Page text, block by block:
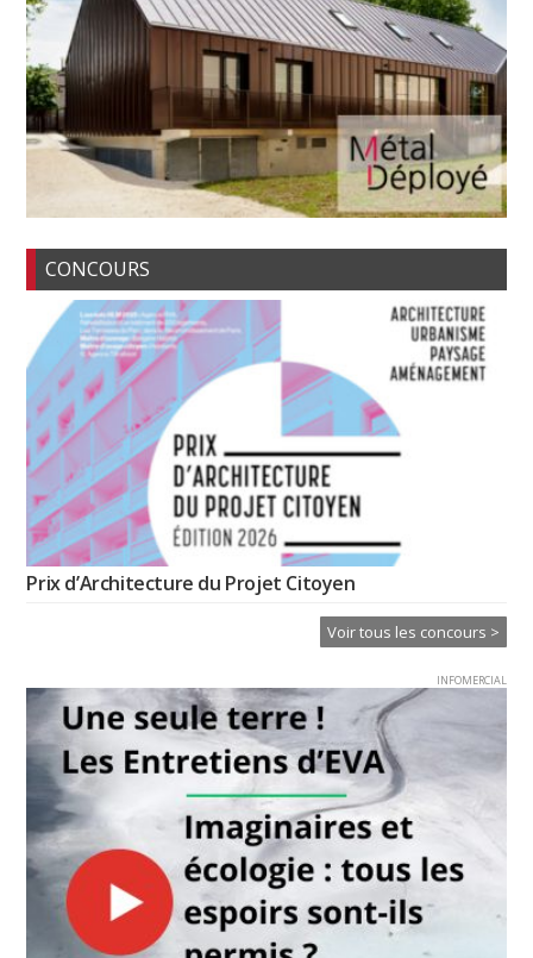
CONCOURS
Prix d’Architecture du Projet Citoyen
Voir tous les concours >
INFOMERCIAL